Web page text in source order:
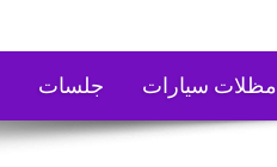
مظلات سيارات جلسات